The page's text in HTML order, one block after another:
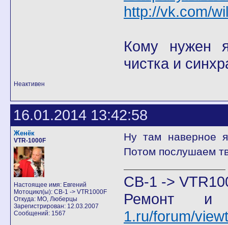
http://vk.com/
Кому нужен
чистка и
Неактивен
16.01.2014 13:42:58
Женёк
VTR-1000F
Настоящее имя: Евгений
Мотоцикл(ы): CB-1 -> VTR1000F
Откуда: МО, Люберцы
Зарегистрирован: 12.03.2007
Сообщений: 1567
Ну там наверное
Потом послушаем
CB-1 ->
Ремонт и
1.ru/forum/